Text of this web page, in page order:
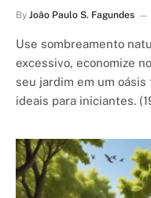
By João Paulo S. Fagundes
Use sombreamento
excessivo, economize
seu jardim em um
ideais para iniciantes.